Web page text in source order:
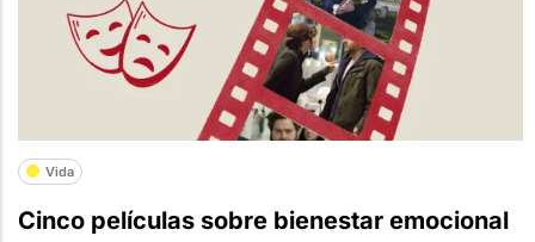
Vida
Cinco películas sobre bienestar emocional